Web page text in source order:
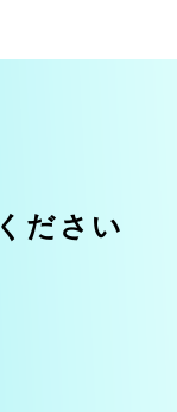
く だ さ い